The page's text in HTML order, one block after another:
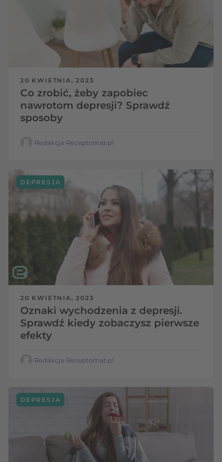
20 KWIETNIA, 2023
Co zrobić, żeby zapobiec
nawrotom depresji? Sprawdź
sposoby
Redakcja Receptomat.pl
20 KWIETNIA, 2023
Oznaki wychodzenia z depresji.
Sprawdź kiedy zobaczysz pierwsze
efekty
DEPRESJA
Redakcja Receptomat.pl
DEPRESJA